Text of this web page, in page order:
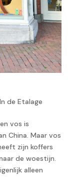
In de Etalage
vos is
China. Maar vos
zijn koffers
de woestijn.
alleen